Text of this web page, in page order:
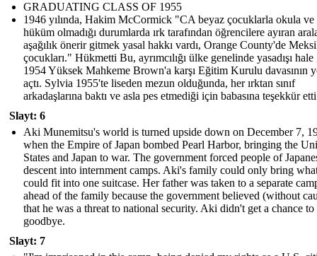
GRADUATING CLASS OF 1955
1946 yılında, Hakim McCormick "CA beyaz çocuklarla okula ve
hüküm olmadığı durumlarda ırk tarafından öğrencilere ayıran
aşağılık önerir gitmek yasal hakkı vardı, Orange County'de
çocukları." Hükmetti Bu, ayrımcılığı ülke genelinde yasadışı
1954 Yüksek Mahkeme Brown'a karşı Eğitim Kurulu davasının
açtı. Sylvia 1955'te liseden mezun olduğunda, her ırktan sınıf
arkadaşlarına baktı ve asla pes etmediği için babasına teşekkür
Slayt: 6
Aki Munemitsu's world is turned upside down on December 7,
when the Empire of Japan bombed Pearl Harbor, bringing the
States and Japan to war. The government forced people of
descent into internment camps. Aki's family could only bring
could fit into one suitcase. Her father was taken to a separate
ahead of the family because the government believed (without
that he was a threat to national security. Aki didn't get a chance to
goodbye.
Slayt: 7